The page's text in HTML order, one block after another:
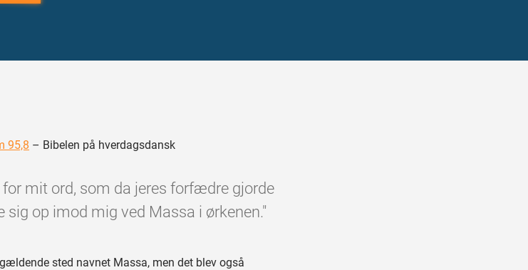
95,8 – Bibelen på hverdagsdansk
mit ord, som da jeres forfædre gjorde
sig op imod mig ved Massa i ørkenen."
sted navnet Massa, men det blev også